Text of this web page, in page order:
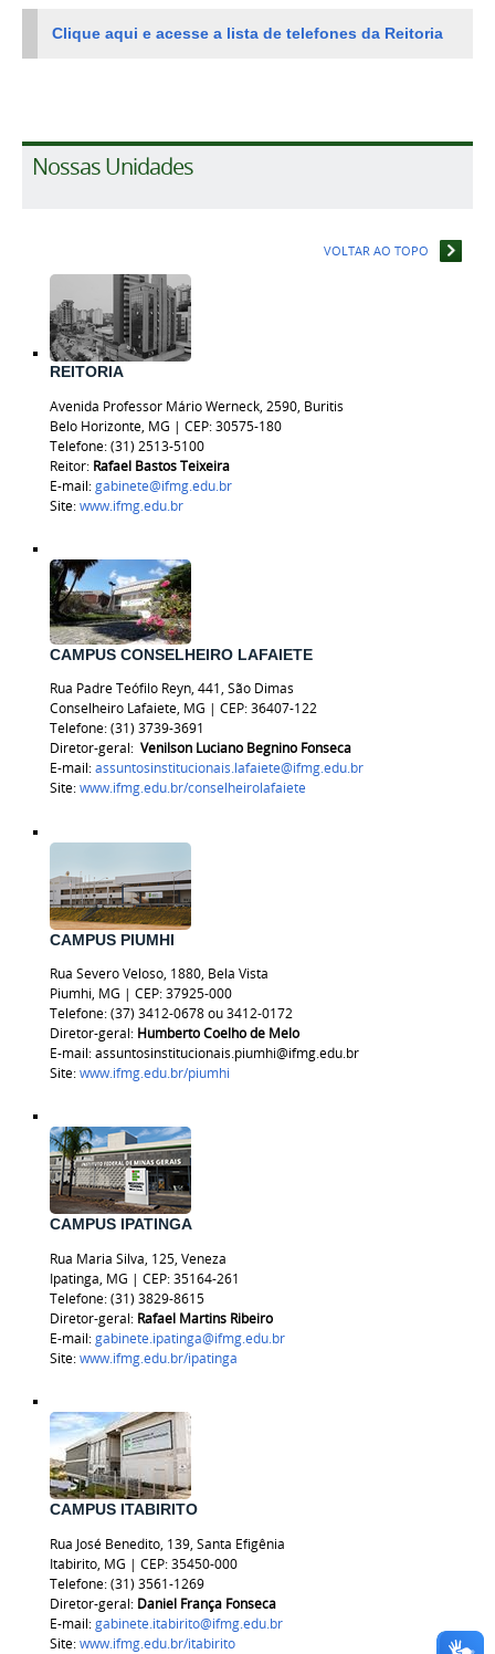
Clique aqui e acesse a lista de telefones da Reitoria
Nossas Unidades
VOLTAR AO TOPO
REITORIA
Avenida Professor Mário Werneck, 2590, Buritis
Belo Horizonte, MG | CEP: 30575-180
Telefone: (31) 2513-5100
Reitor: Rafael BastosTeixeira
E-mail:gabinete@ifmg.edu.br
Site:www.ifmg.edu.br
CAMPUS CONSELHEIRO LAFAIETE
Rua Padre Teófilo Reyn, 441, São Dimas
Conselheiro Lafaiete, MG | CEP: 36407-122
Telefone:(31) 3739-3691
Diretor-geral: Venilson Luciano Begnino Fonseca
E-mail:assuntosinstitucionais.lafaiete@ifmg.edu.br
Site:www.ifmg.edu.br/conselheirolafaiete
CAMPUS PIUMHI
Rua Severo Veloso, 1880, Bela Vista
Piumhi, MG | CEP: 37925-000
Telefone: (37) 3412-0678 ou 3412-0172
Diretor-geral: Humberto Coelho de Melo
E-mail: assuntosinstitucionais.piumhi@ifmg.edu.br
Site:www.ifmg.edu.br/piumhi
CAMPUS IPATINGA
Rua Maria Silva, 125, Veneza
Ipatinga, MG | CEP: 35164-261
Telefone: (31) 3829-8615
Diretor-geral: Rafael Martins Ribeiro
E-mail:gabinete.ipatinga@ifmg.edu.br
Site:www.ifmg.edu.br/ipatinga
CAMPUS ITABIRITO
Rua José Benedito, 139, Santa Efigênia
Itabirito, MG | CEP: 35450-000
Telefone: (31) 3561-1269
Diretor-geral: Daniel França Fonseca
E-mail:gabinete.itabirito@ifmg.edu.br
Site:www.ifmg.edu.br/itabirito